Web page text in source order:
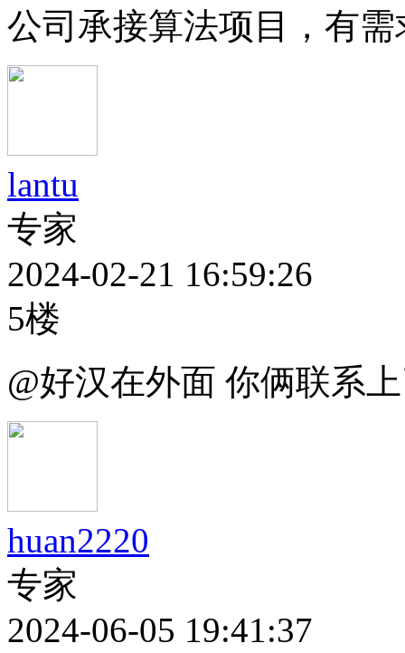
公司承接算法项目，有
lantu
专家
2024-02-21 16:59:26
5楼
@好汉在外面 你俩联系
huan2220
专家
2024-06-05 19:41:37